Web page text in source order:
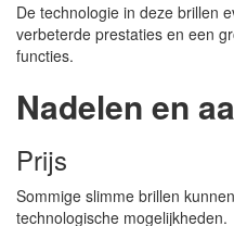
De technologie in deze brillen
verbeterde prestaties en een
functies.
Nadelen en
Prijs
Sommige slimme brillen
technologische mogelijkheden.